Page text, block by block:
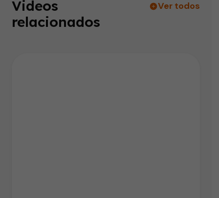
Videos
relacionados
Ver todos